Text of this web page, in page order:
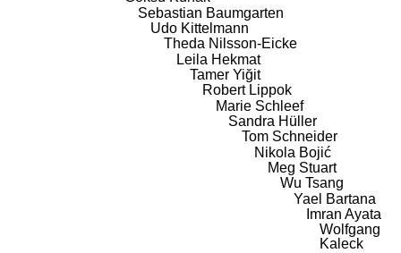
Sebastian Baumgarten
Udo Kittelmann
Theda Nilsson-Eicke
Leila Hekmat
Tamer Yiğit
Robert Lippok
Marie Schleef
Sandra Hüller
Tom Schneider
Nikola Bojić
Meg Stuart
Wu Tsang
Yael Bartana
Imran Ayata
Wolfgang
Kaleck